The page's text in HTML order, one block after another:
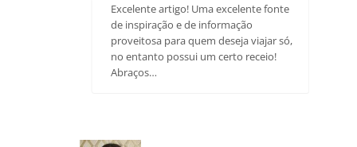
Excelente artigo! Uma excelente fonte
de inspiração e de informação
proveitosa para quem deseja viajar só,
no entanto possui um certo receio!
Abraços…